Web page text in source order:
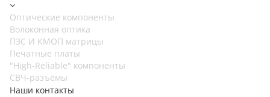
Оптические компоненты
Волоконная оптика
ПЗС И КМОП матрицы
Печатные платы
"High-Reliable" компоненты
СВЧ-разъёмы
Наши контакты